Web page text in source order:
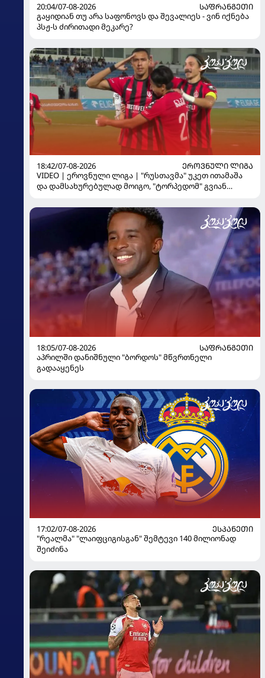
20:04/07-08-2026
ᲡᲐᲤᲠᲐᲜᲒᲔᲗᲘ
გაყიდიან თუ არა საფონოვს და შევალიეს - ვინ იქნება
პსჟ-ს ძირითადი მეკარე?
18:42/07-08-2026
ᲔᲠᲝᲕᲜᲣᲚᲘ ᲚᲘᲒᲐ
VIDEO | ეროვნული ლიგა | "რუსთავმა" უკეთ ითამაშა
და დამსახურებულად მოიგო, "ტორპედომ" გვიან
18:05/07-08-2026
ᲡᲐᲤᲠᲐᲜᲒᲔᲗᲘ
აპრილში დანიშნული "ბორდოს" მწვრთნელი
გადააყენეს
17:02/07-08-2026
ᲔᲡᲞᲐᲜᲔᲗᲘ
"რეალმა" "ლაიფციგისგან" შემტევი 140 მილიონად
შეიძინა